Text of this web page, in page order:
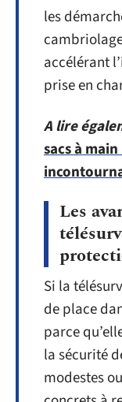
les
accélérant
prise en
A lire
sacs à
Les
Si la
de place
parce
la sécurité
modestes